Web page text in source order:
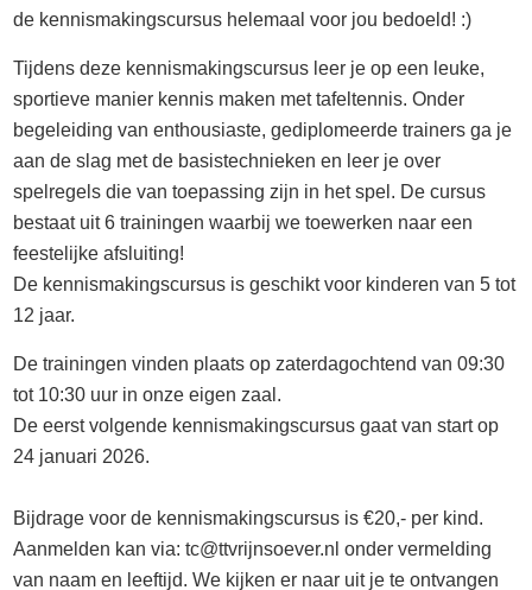
de kennismakingscursus helemaal voor jou bedoeld! :)
Tijdens deze kennismakingscursus leer je op een leuke,
sportieve manier kennis maken met tafeltennis. Onder
begeleiding van enthousiaste, gediplomeerde trainers ga je
aan de slag met de basistechnieken en leer je over
spelregels die van toepassing zijn in het spel. De cursus
bestaat uit 6 trainingen waarbij we toewerken naar een
feestelijke afsluiting!
De kennismakingscursus is geschikt voor kinderen van 5 tot
12 jaar.
De trainingen vinden plaats op zaterdagochtend van 09:30
tot 10:30 uur in onze eigen zaal.
De eerst volgende kennismakingscursus gaat van start op
24 januari 2026.
Bijdrage voor de kennismakingscursus is €20,- per kind.
Aanmelden kan via: tc@ttvrijnsoever.nl onder vermelding
van naam en leeftijd. We kijken er naar uit je te ontvangen